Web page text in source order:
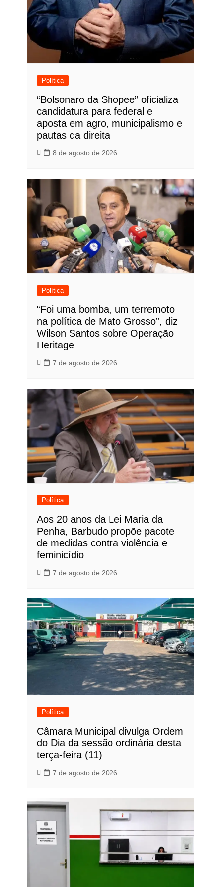
Política
“Bolsonaro da Shopee” oficializa
candidatura para federal e
aposta em agro, municipalismo e
pautas da direita
8 de agosto de 2026
Política
“Foi uma bomba, um terremoto
na política de Mato Grosso”, diz
Wilson Santos sobre Operação
Heritage
7 de agosto de 2026
Política
Aos 20 anos da Lei Maria da
Penha, Barbudo propõe pacote
de medidas contra violência e
feminicídio
7 de agosto de 2026
Política
Câmara Municipal divulga Ordem
do Dia da sessão ordinária desta
terça-feira (11)
7 de agosto de 2026